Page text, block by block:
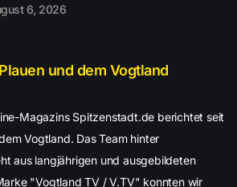
6, 2026
und dem Vogtland
Magazins Spitzenstadt.de berichtet seit
Vogtland. Das Team hinter
aus langjährigen und ausgebildeten
"Vogtland TV / V.TV" konnten wir